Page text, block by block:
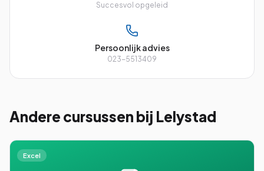
Succesvol opgeleid
Persoonlijk advies
023-5513409
Andere cursussen bij Lelystad
Excel